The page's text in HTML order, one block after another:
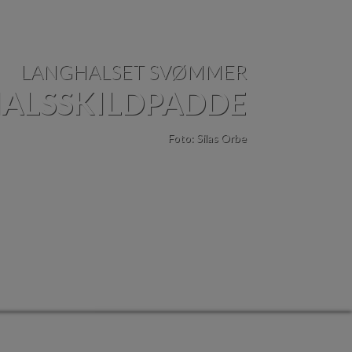
LANGHALSET SVØMMER
Foto: Silas Orbe